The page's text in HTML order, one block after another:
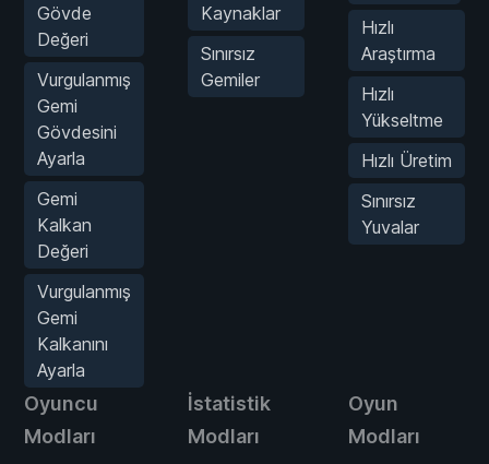
Gövde
Değeri
Vurgulanmış
Gemi
Gövdesini
Ayarla
Gemi
Kalkan
Değeri
Vurgulanmış
Gemi
Kalkanını
Ayarla
Kaynaklar
Sınırsız
Gemiler
Hızlı
Araştırma
Hızlı
Yükseltme
Hızlı Üretim
Sınırsız
Yuvalar
Oyuncu
Modları
İstatistik
Modları
Oyun
Modları